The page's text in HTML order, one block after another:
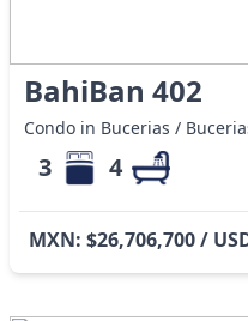
BahiBan 402
Condo in Bucerias /
3 4
MXN: $26,706,700 /